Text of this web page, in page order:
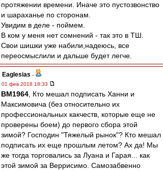
протяжении времени. Иначе это пустозвонство
и шараханье по сторонам.
Увидим в деле - поймем.
В ком у меня нет сомнений - так это в ТШ.
Свои шишки уже набили,надеюсь, все
переосмыслили и дальше будет легче.
Eaglesias -
01 фев 2018 18:33
BM1964 , Кто мешал подписать Ханни и
Максимовича (без относительно их
профессиональных какчеств, которые еще не
проверены боем) до первого сбора этой
зимой? Господин "Тяжелый рынок"? Кто мешал
подписать их еще прошлым летом? Ах да! Мы
же тогда торговались за Луана и Гарая... как
этой зимой за Веррисимо. Самозабвенно